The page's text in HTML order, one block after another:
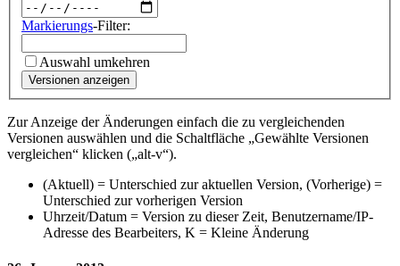
Markierungs-Filter:
Auswahl umkehren
Versionen anzeigen
Zur Anzeige der Änderungen einfach die zu vergleichenden
Versionen auswählen und die Schaltfläche „Gewählte Versionen
vergleichen“ klicken („alt-v“).
(Aktuell) = Unterschied zur aktuellen Version, (Vorherige) =
Unterschied zur vorherigen Version
Uhrzeit/Datum = Version zu dieser Zeit, Benutzername/IP-
Adresse des Bearbeiters, K = Kleine Änderung